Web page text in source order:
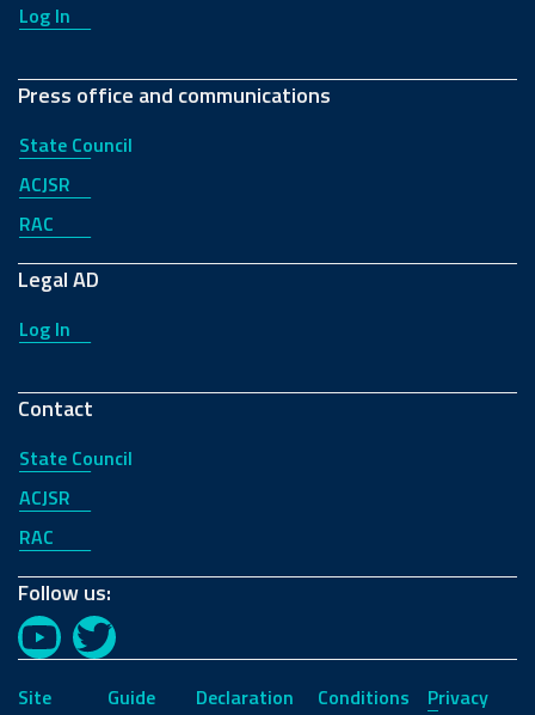
Log In
Press office and communications
State Council
ACJSR
RAC
Legal AD
Log In
Contact
State Council
ACJSR
RAC
Follow us:
YouTubeTwitter
Site
Guide
Declaration
Conditions
Privacy